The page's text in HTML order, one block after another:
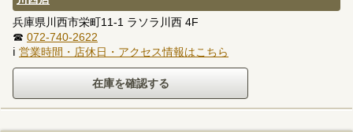
兵庫県川西市栄町11-1 ラソラ川西 4F
☎ 072-740-2622
ℹ 営業時間・店休日・アクセス情報はこちら